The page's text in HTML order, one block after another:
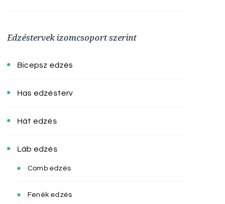
Edzéstervek izomcsoport szerint
Bicepsz edzés
Has edzésterv
Hát edzés
Láb edzés
Comb edzés
Fenék edzés